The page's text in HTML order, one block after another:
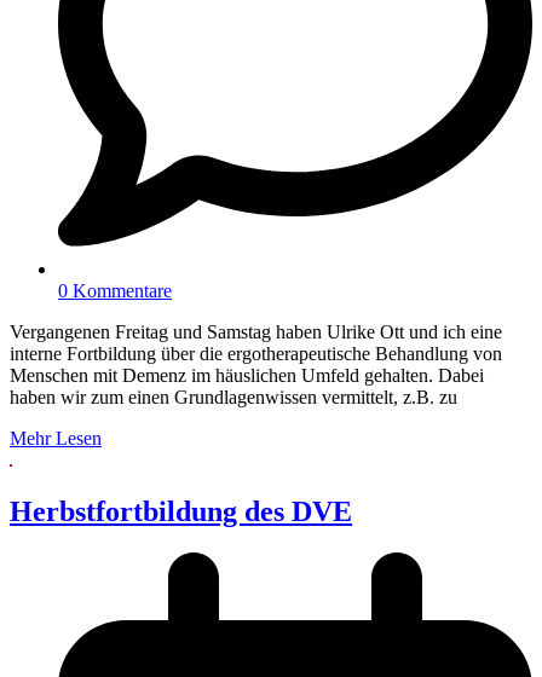
0 Kommentare
Vergangenen Freitag und Samstag haben Ulrike Ott und ich eine
interne Fortbildung über die ergotherapeutische Behandlung von
Menschen mit Demenz im häuslichen Umfeld gehalten. Dabei
haben wir zum einen Grundlagenwissen vermittelt, z.B. zu
Mehr Lesen
Herbstfortbildung des DVE